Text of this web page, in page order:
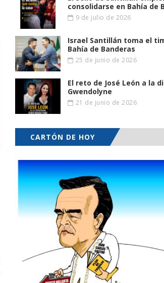
consolidarse en Bahía de
9 de julio de 2026
Israel Santillán toma el
Bahía de Banderas
25 de junio de 2026
El reto de José León a la
Gwendolyne
21 de junio de 2026
CARTÓN DE HOY